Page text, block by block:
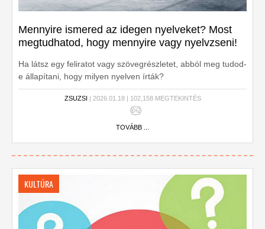
Mennyire ismered az idegen nyelveket? Most
megtudhatod, hogy mennyire vagy nyelvzseni!
Ha látsz egy feliratot vagy szövegrészletet, abból meg tudod-
e állapítani, hogy milyen nyelven írták?
ZSUZSI | 2026.01.18 | 102,158 MEGTEKINTÉS
TOVÁBB ...
KULTÚRA